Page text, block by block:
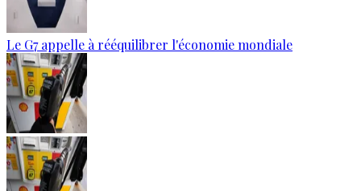
Le G7 appelle à rééquilibrer l'économie mondiale